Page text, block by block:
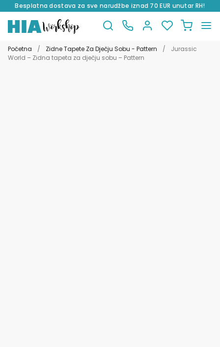
Besplatna dostava za sve narudžbe iznad 70 EUR unutar RH!
na
navigaciju
do
sadržaja
Početna / Zidne Tapete Za Dječju Sobu - Pattern /
Jurassic
World – Zidna tapeta za dječju sobu – Pattern